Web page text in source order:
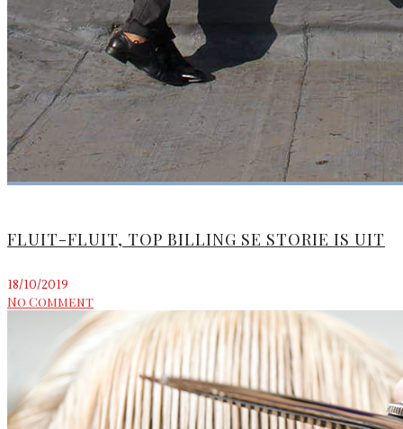
FLUIT-FLUIT, TOP BILLING SE STORIE IS UIT
18/10/2019
No Comment